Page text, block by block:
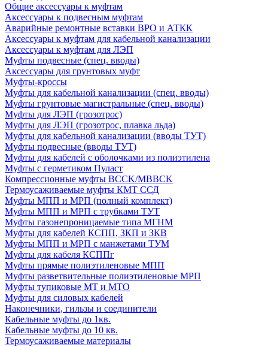
Общие аксессуары к муфтам
Аксессуары к подвесным муфтам
Аварийные ремонтные вставки ВРО и АТКК
Аксессуары к муфтам для кабельной канализации
Аксессуары к муфтам для ЛЭП
Муфты подвесные (спец. вводы)
Аксессуары для грунтовых муфт
Муфты-кроссы
Муфты для кабельной канализации (спец. вводы)
Муфты грунтовые магистральные (спец. вводы)
Муфты для ЛЭП (грозотрос)
Муфты для ЛЭП (грозотрос, плавка льда)
Муфты для кабельной канализации (вводы ТУТ)
Муфты подвесные (вводы ТУТ)
Муфты для кабелей с оболочками из полиэтилена
Муфты с герметиком Пуласт
Компрессионные муфты BCCK/MBBCK
Термоусаживаемые муфты КМТ ССД
Муфты МПП и МРП (полный комплект)
Муфты МПП и МРП с трубками ТУТ
Муфты газонепроницаемые типа МГНМ
Муфты для кабелей КСПП, ЗКП и ЗКВ
Муфты МПП и МРП с манжетами ТУМ
Муфты для кабеля КСППг
Муфты прямые полиэтиленовые МПП
Муфты разветвительные полиэтиленовые МРП
Муфты тупиковые МТ и МТО
Муфты для силовых кабелей
Наконечники, гильзы и соединители
Кабельные муфты до 1кв.
Кабельные муфты до 10 кв.
Термоусаживаемые материалы